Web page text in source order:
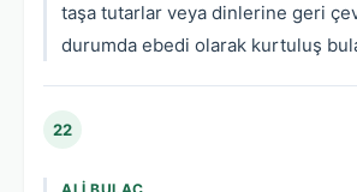
taşa tutarlar veya dinlerine geri
durumda ebedi olarak kurtuluş
22